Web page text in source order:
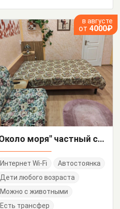
в августе
от 4000₽
"Около моря" частный сектор
Интернет Wi-Fi
Автостоянка
Дети любого возраста
Можно с животными
Есть трансфер